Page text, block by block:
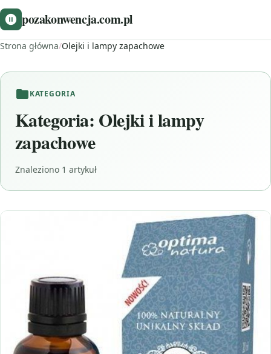
pozakonwencja.com.pl
Strona główna/Olejki i lampy zapachowe
KATEGORIA
Kategoria: Olejki i lampy
zapachowe
Znaleziono 1 artykuł